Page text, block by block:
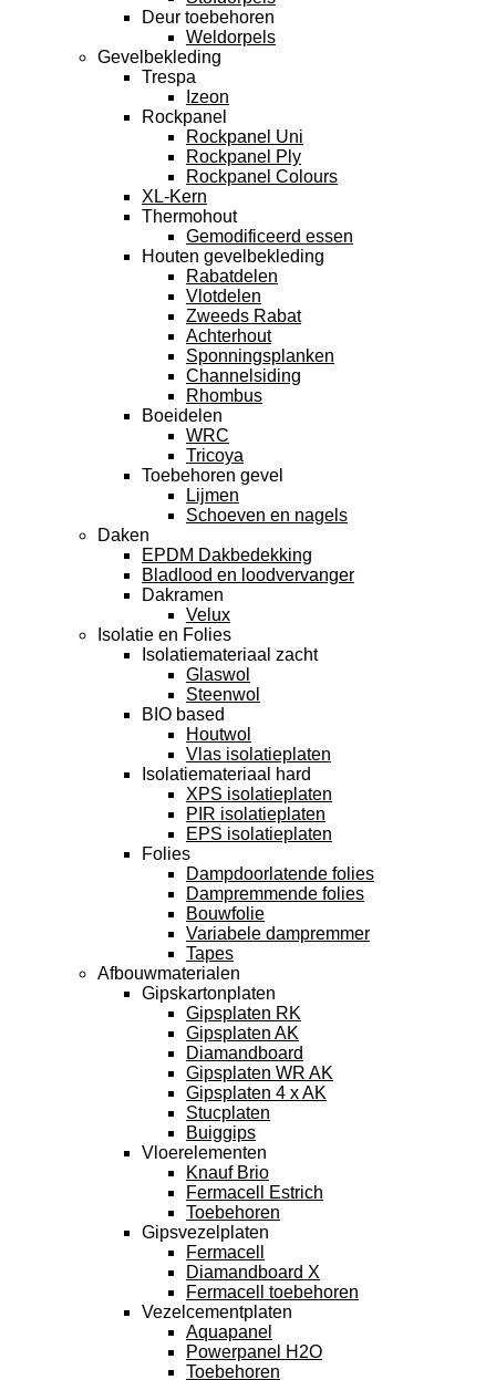
Deur toebehoren
Weldorpels
Gevelbekleding
Trespa
Izeon
Rockpanel
Rockpanel Uni
Rockpanel Ply
Rockpanel Colours
XL-Kern
Thermohout
Gemodificeerd essen
Houten gevelbekleding
Rabatdelen
Vlotdelen
Zweeds Rabat
Achterhout
Sponningsplanken
Channelsiding
Rhombus
Boeidelen
WRC
Tricoya
Toebehoren gevel
Lijmen
Schoeven en nagels
Daken
EPDM Dakbedekking
Bladlood en loodvervanger
Dakramen
Velux
Isolatie en Folies
Isolatiemateriaal zacht
Glaswol
Steenwol
BIO based
Houtwol
Vlas isolatieplaten
Isolatiemateriaal hard
XPS isolatieplaten
PIR isolatieplaten
EPS isolatieplaten
Folies
Dampdoorlatende folies
Dampremmende folies
Bouwfolie
Variabele dampremmer
Tapes
Afbouwmaterialen
Gipskartonplaten
Gipsplaten RK
Gipsplaten AK
Diamandboard
Gipsplaten WR AK
Gipsplaten 4 x AK
Stucplaten
Buiggips
Vloerelementen
Knauf Brio
Fermacell Estrich
Toebehoren
Gipsvezelplaten
Fermacell
Diamandboard X
Fermacell toebehoren
Vezelcementplaten
Aquapanel
Powerpanel H2O
Toebehoren